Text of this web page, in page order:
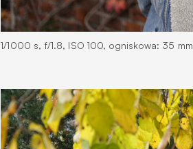
1/1000 s, f/1.8, ISO 100, ogniskowa: 35 mm